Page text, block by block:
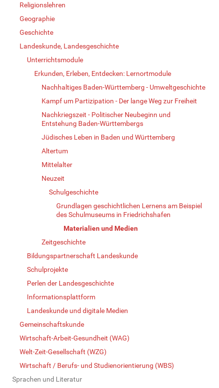
Religionslehren
Geographie
Geschichte
Landeskunde, Landesgeschichte
Unterrichtsmodule
Erkunden, Erleben, Entdecken: Lernortmodule
Nachhaltiges Baden-Württemberg - Umweltgeschichte
Kampf um Partizipation - Der lange Weg zur Freiheit
Nachkriegszeit - Politischer Neubeginn und
Entstehung Baden-Württembergs
Jüdisches Leben in Baden und Württemberg
Altertum
Mittelalter
Neuzeit
Schulgeschichte
Grundlagen geschichtlichen Lernens am Beispiel
des Schulmuseums in Friedrichshafen
Materialien und Medien
Zeitgeschichte
Bildungspartnerschaft Landeskunde
Schulprojekte
Perlen der Landesgeschichte
Informationsplattform
Landeskunde und digitale Medien
Gemeinschaftskunde
Wirtschaft-Arbeit-Gesundheit (WAG)
Welt-Zeit-Gesellschaft (WZG)
Wirtschaft / Berufs- und Studienorientierung (WBS)
Sprachen und Literatur